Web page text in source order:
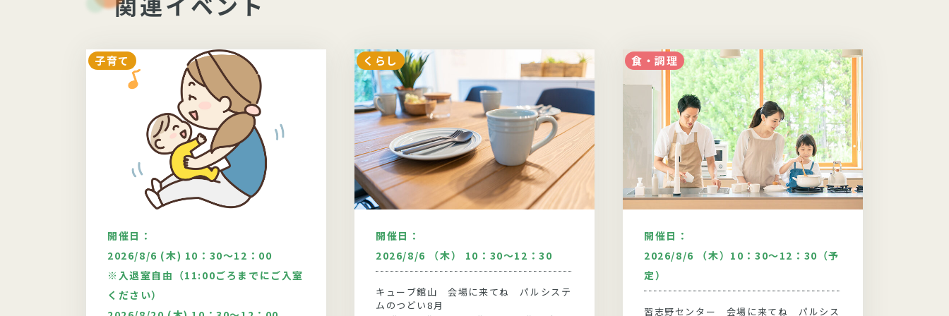
子育て
開催日：
2026/8/6 (木) 10：30～12：00
※入退室自由（11:00ごろまでにご入室
ください）
くらし
開催日：
2026/8/6 （木） 10：30～12：30
キューブ館山 会場に来てね パルシステ
ムのつどい8月
食・調理
開催日：
2026/8/6 （木）10：30～12：30（予
定）
習志野センター 会場に来てね パルシス